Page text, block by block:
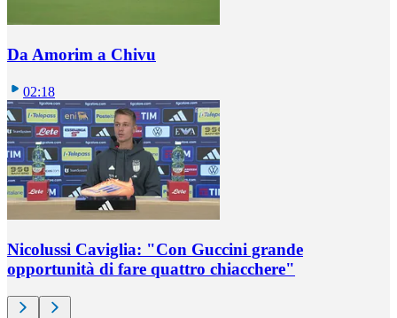
Da Amorim a Chivu
02:18
Nicolussi Caviglia: "Con Guccini grande
opportunità di fare quattro chiacchere"